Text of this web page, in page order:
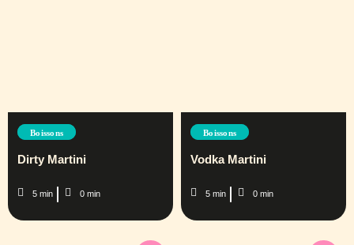
Boissons
Dirty Martini
5 min 0 min
Boissons
Vodka Martini
5 min 0 min